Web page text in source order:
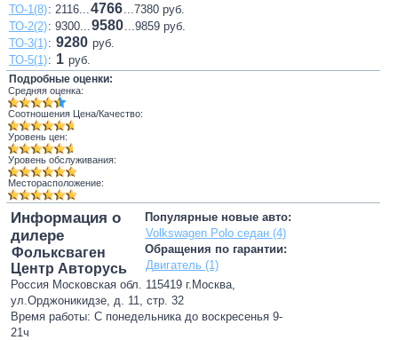
ТО-1(8): 2116...4766...7380 руб.
ТО-2(2): 9300...9580...9859 руб.
ТО-3(1): 9280 руб.
ТО-5(1): 1 руб.
Подробные оценки:
Средняя оценка:
Соотношения Цена/Качество:
Уровень цен:
Уровень обслуживания:
Месторасположение:
Популярные новые авто:
Volkswagen Polo седан (4)
Обращения по гарантии:
Двигатель (1)
Информация о
дилере
Фольксваген
Центр Авторусь
Россия Московская обл. 115419 г.Москва,
ул.Орджоникидзе, д. 11, стр. 32
Время работы: С понедельника до воскресенья 9-
21ч